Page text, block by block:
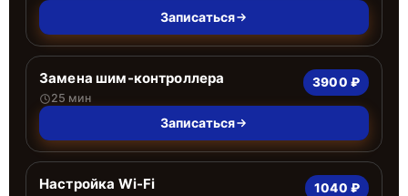
Записаться
Замена шим-контроллера
25 мин
3900 ₽
Записаться
Настройка Wi-Fi 1040 ₽